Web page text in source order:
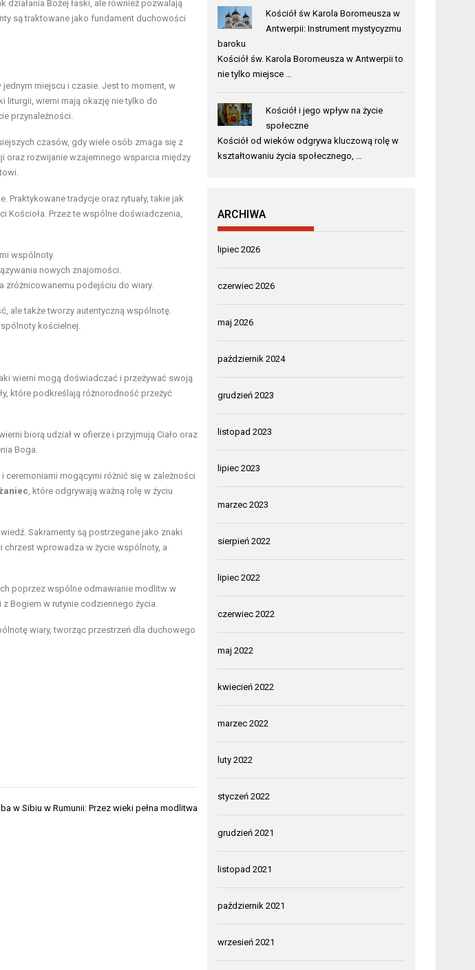
Bożej łaski, ale również pozwalają
są traktowane jako fundament duchowości
miejscu i czasie. Jest to moment, w
liturgii, wierni mają okazję nie tylko do
przynależności.
czasów, gdy wiele osób zmaga się z
oraz rozwijanie wzajemnego wsparcia między
Praktykowane tradycje oraz rytuały, takie jak
Kościoła. Przez te wspólne doświadczenia,
wspólnoty.
nowych znajomości.
zróżnicowanemu podejściu do wiary.
ale także tworzy autentyczną wspólnotę.
kościelnej.
wierni mogą doświadczać i przeżywać swoją
które podkreślają różnorodność przeżyć
biorą udział w ofierze i przyjmują Ciało oraz
Boga.
i ceremoniami mogącymi różnić się w zależności
, które odgrywają ważną rolę w życiu
Sakramenty są postrzegane jako znaki
chrzest wprowadza w życie wspólnoty, a
poprzez wspólne odmawianie modlitw w
Bogiem w rutynie codziennego życia.
wiary, tworząc przestrzeń dla duchowego
w Sibiu w Rumunii: Przez wieki pełna modlitwa
Kościół św Karola Boromeusza w
Antwerpii: Instrument mystycyzmu
baroku
Kościół św. Karola Boromeusza w Antwerpii to
nie tylko miejsce …
Kościół i jego wpływ na życie
społeczne
Kościół od wieków odgrywa kluczową rolę w
kształtowaniu życia społecznego, …
ARCHIWA
lipiec 2026
czerwiec 2026
maj 2026
październik 2024
grudzień 2023
listopad 2023
lipiec 2023
marzec 2023
sierpień 2022
lipiec 2022
czerwiec 2022
maj 2022
kwiecień 2022
marzec 2022
luty 2022
styczeń 2022
grudzień 2021
listopad 2021
październik 2021
wrzesień 2021